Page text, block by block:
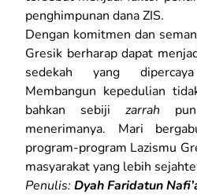
penghimpunan dana ZIS.
Dengan komitmen dan
Gresik berharap dapat
sedekah yang
Membangun kepedulian
bahkan sebiji zarrah
menerimanya. Mari
program-program Lazismu
masyarakat yang lebih
Penulis: Dyah Faridatun